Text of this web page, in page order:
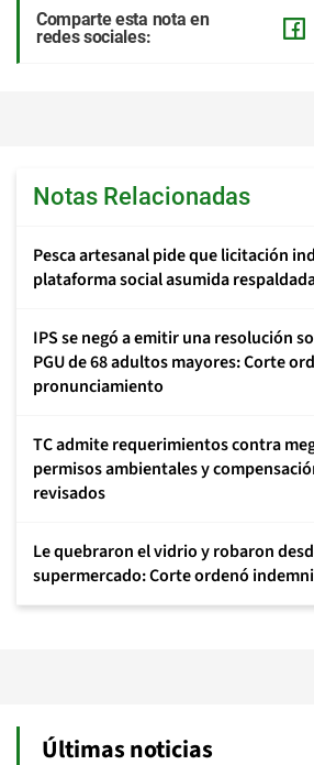
Comparte esta nota en
redes sociales:
Notas Relacionadas
Pesca artesanal pide que licitación
plataforma social asumida
IPS se negó a emitir una resolución
PGU de 68 adultos mayores: Corte
pronunciamiento
TC admite requerimientos contra
permisos ambientales y
revisados
Le quebraron el vidrio y robaron
supermercado: Corte ordenó
Últimas noticias